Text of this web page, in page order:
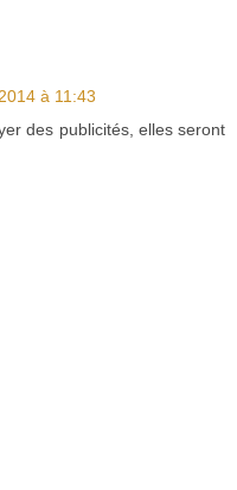
à 11:43
des publicités, elles seront